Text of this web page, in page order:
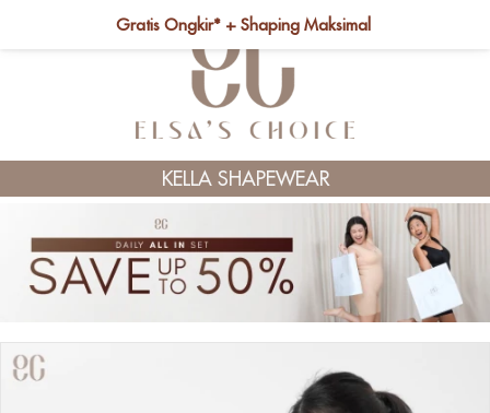
KELLA SHAPEWEAR
Gratis Ongkir* + Shaping Maksimal